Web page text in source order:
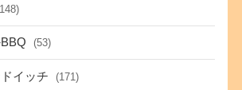
(53)
イッチ (171)